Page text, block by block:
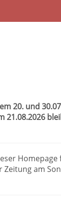
20. und
am